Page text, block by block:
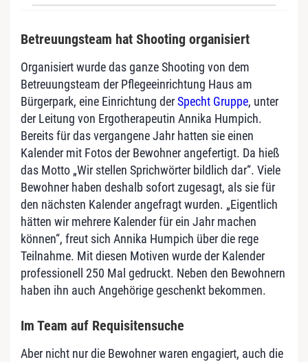
Betreuungsteam hat Shooting organisiert
Organisiert wurde das ganze Shooting von dem
Betreuungsteam der Pflegeeinrichtung Haus am
Bürgerpark, eine Einrichtung derSpecht Gruppe, unter
der Leitung von Ergotherapeutin Annika Humpich.
Bereits für das vergangene Jahr hatten sie einen
Kalender mit Fotos der Bewohner angefertigt. Da hieß
das Motto „Wir stellen Sprichwörter bildlich dar“. Viele
Bewohner haben deshalb sofort zugesagt, als sie für
den nächsten Kalender angefragt wurden. „Eigentlich
hätten wir mehrere Kalender für ein Jahr machen
können“, freut sich Annika Humpich über die rege
Teilnahme. Mit diesen Motiven wurde der Kalender
professionell 250 Mal gedruckt. Neben den Bewohnern
haben ihn auch Angehörige geschenkt bekommen.
Im Team auf Requisitensuche
Aber nicht nur die Bewohner waren engagiert, auch die